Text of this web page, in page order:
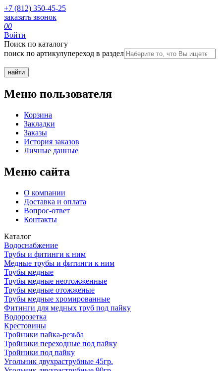
+7 (812) 350-45-25
заказать звонок
00
Войти
Поиск по каталогу
поиск по артикулупереход в раздел
Меню пользователя
Корзина
Закладки
Заказы
История заказов
Личные данные
Меню сайта
О компании
Доставка и оплата
Вопрос-ответ
Контакты
Каталог
Водоснабжение
Трубы и фитинги к ним
Медные трубы и фитинги к ним
Трубы медные
Трубы медные неотожженные
Трубы медные отожженые
Трубы медные хромированные
Фитинги для медных труб под пайку
Водорозетка
Крестовины
Тройники пайка-резьба
Тройники переходные под пайку
Тройники под пайку
Угольник двухраструбные 45гр.